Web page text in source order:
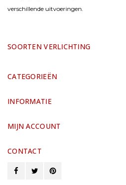
verschillende uitvoeringen.
SOORTEN VERLICHTING
CATEGORIEËN
INFORMATIE
MIJN ACCOUNT
CONTACT